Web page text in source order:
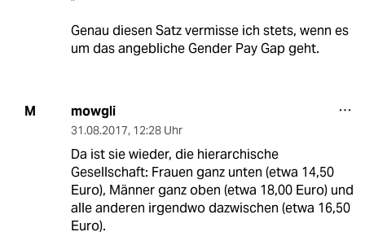
Genau diesen Satz vermisse ich stets, wenn es
um das angebliche Gender Pay Gap geht.
M mowgli
31.08.2017, 12:28 Uhr
Da ist sie wieder, die hierarchische
Gesellschaft: Frauen ganz unten (etwa 14,50
Euro), Männer ganz oben (etwa 18,00 Euro) und
alle anderen irgendwo dazwischen (etwa 16,50
Euro).